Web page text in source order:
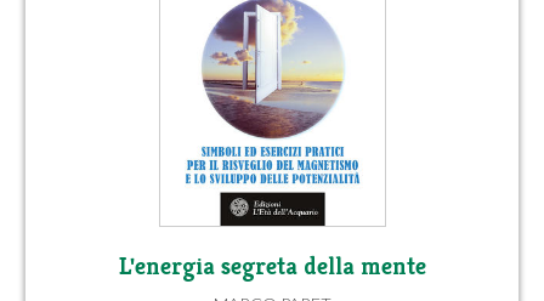
L'energia segreta della mente